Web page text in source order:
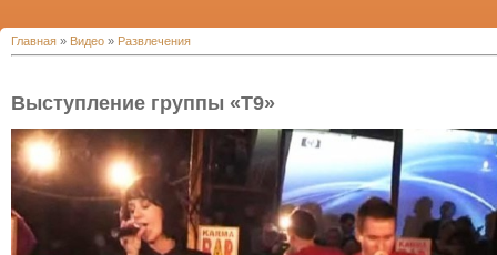
Главная » Видео » Развлечения
Выступление группы «Т9»